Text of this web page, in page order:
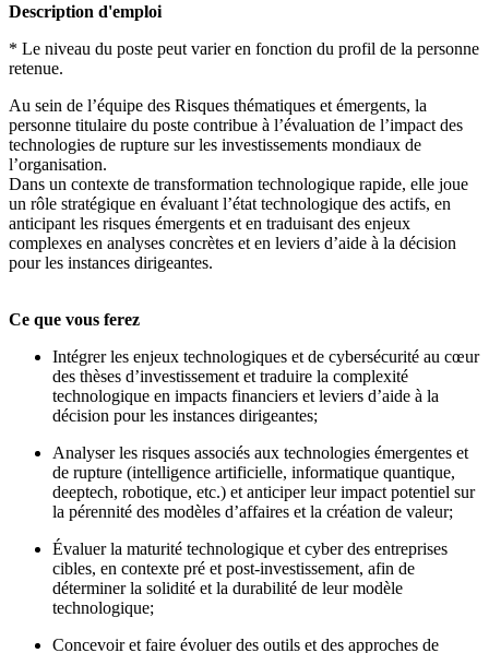
Description d'emploi
* Le niveau du poste peut varier en fonction du profil de la personne
retenue.
Au sein de l’équipe des Risques thématiques et émergents, la
personne titulaire du poste contribue à l’évaluation de l’impact des
technologies de rupture sur les investissements mondiaux de
l’organisation.
Dans un contexte de transformation technologique rapide, elle joue
un rôle stratégique en évaluant l’état technologique des actifs, en
anticipant les risques émergents et en traduisant des enjeux
complexes en analyses concrètes et en leviers d’aide à la décision
pour les instances dirigeantes.
Ce que vous ferez
Intégrer les enjeux technologiques et de cybersécurité au cœur
des thèses d’investissement et traduire la complexité
technologique en impacts financiers et leviers d’aide à la
décision pour les instances dirigeantes;
Analyser les risques associés aux technologies émergentes et
de rupture (intelligence artificielle, informatique quantique,
deeptech, robotique, etc.) et anticiper leur impact potentiel sur
la pérennité des modèles d’affaires et la création de valeur;
Évaluer la maturité technologique et cyber des entreprises
cibles, en contexte pré et post‑investissement, afin de
déterminer la solidité et la durabilité de leur modèle
technologique;
Concevoir et faire évoluer des outils et des approches de